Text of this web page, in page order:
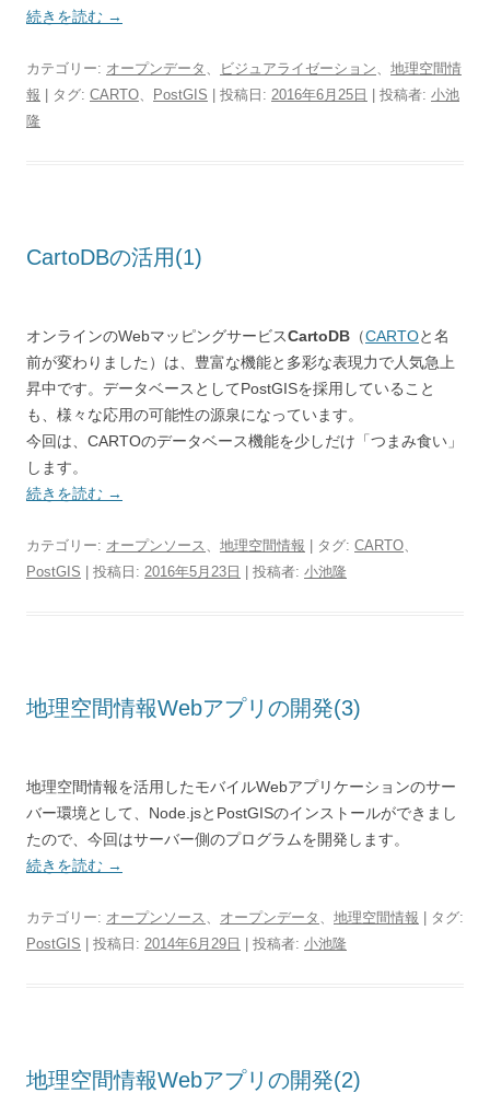
続きを読む →
カテゴリー: オープンデータ 、 ビジュアライゼーション、 地理空間情
報 | タグ: CARTO、 PostGIS | 投稿日: 2016年6月25日 投稿者: 小池
隆
CartoDBの活用(1)
オンラインのWebマッピングサービスCartoDB （CARTOと名
前が変わりました）は、豊富な機能と多彩な表現力で人気急上
昇中です。データベースとしてPostGISを採用していること
も、様々な応用の可能性の源泉になっています。
今回は、CARTOのデータベース機能を少しだけ「つまみ食い」
します。
続きを読む →
カテゴリー: オープンソース 、 地理空間情報 | タグ: CARTO、
PostGIS | 投稿日: 2016年5月23日 投稿者: 小池隆
地理空間情報Webアプリの開発(3)
地理空間情報を活用したモバイルWebアプリケーションのサー
バー環境として、Node.jsとPostGISのインストールができまし
たので、今回はサーバー側のプログラムを開発します。
続きを読む →
カテゴリー: オープンソース 、 オープンデータ 、 地理空間情報 | タグ:
PostGIS | 投稿日: 2014年6月29日 投稿者: 小池隆
地理空間情報Webアプリの開発(2)